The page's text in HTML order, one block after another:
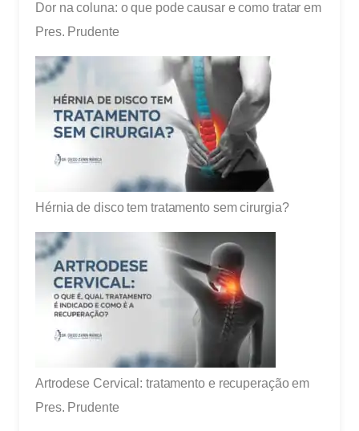
Dor na coluna: o que pode causar e como tratar em
Pres. Prudente
Hérnia de disco tem tratamento sem cirurgia?
Artrodese Cervical: tratamento e recuperação em
Pres. Prudente